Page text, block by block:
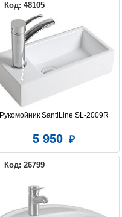
Код: 48105
Рукомойник SantiLine SL-2009R
5 950
Код: 26799